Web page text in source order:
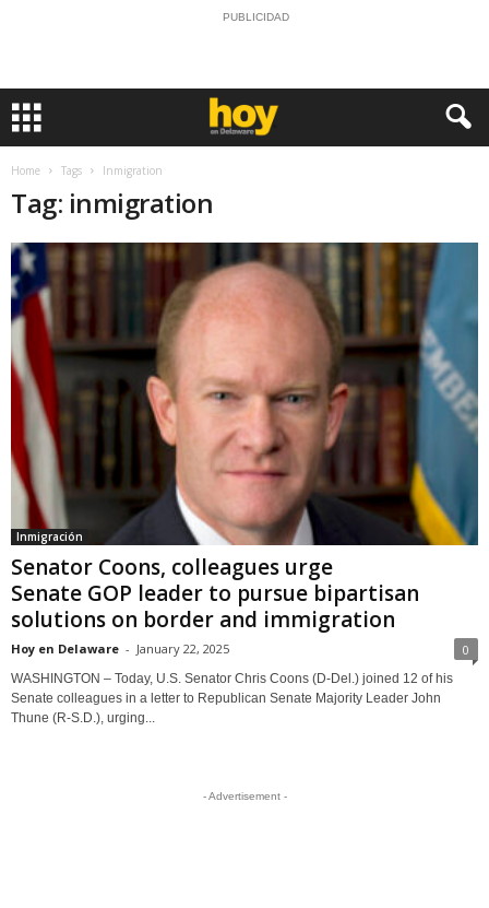
PUBLICIDAD
Home Tags Inmigration
Tag: inmigration
Inmigración
Senator Coons, colleagues urge
Senate GOP leader to pursue bipartisan
solutions on border and immigration
Hoy en Delaware - January 22, 2025 0
WASHINGTON – Today, U.S. Senator Chris Coons (D-Del.) joined 12 of his
Senate colleagues in a letter to Republican Senate Majority Leader John
Thune (R-S.D.), urging...
- Advertisement -